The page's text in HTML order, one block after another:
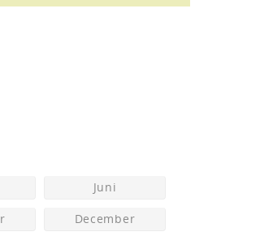
Juni
December